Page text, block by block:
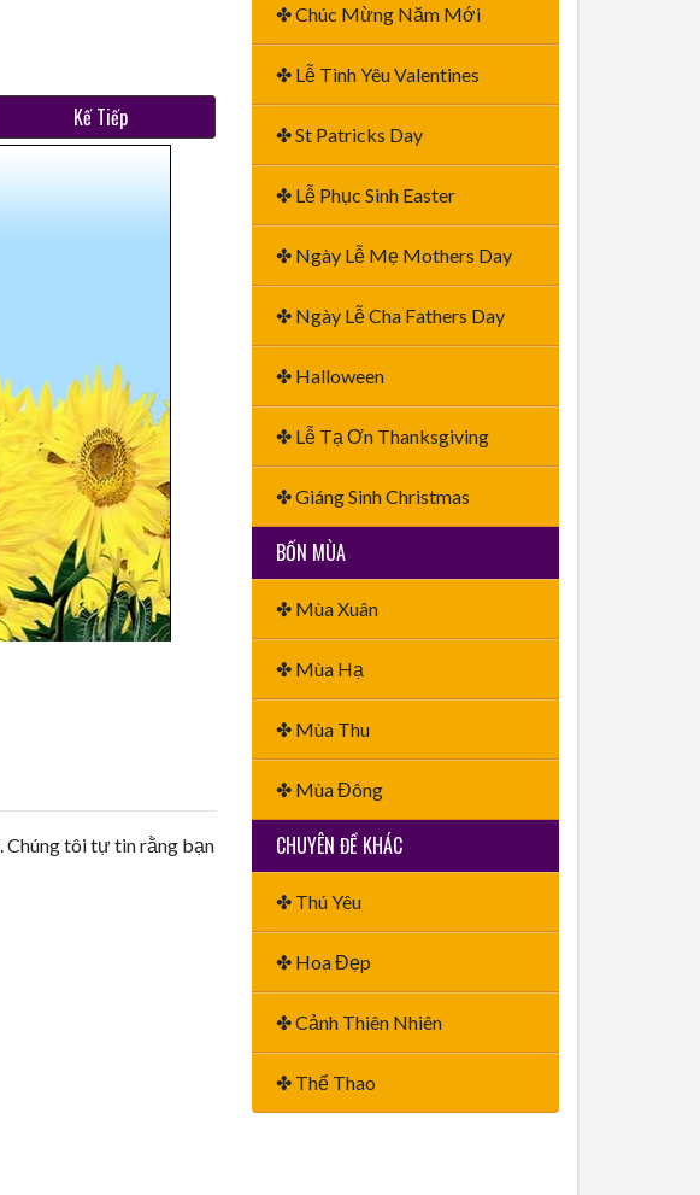
Kế Tiếp
Chúng tôi tự tin rằng bạn
✤ Chúc Mừng Năm Mới
✤ Lễ Tình Yêu Valentines
✤ St Patricks Day
✤ Lễ Phục Sinh Easter
✤ Ngày Lễ Mẹ Mothers Day
✤ Ngày Lễ Cha Fathers Day
✤ Halloween
✤ Lễ Tạ Ơn Thanksgiving
✤ Giáng Sinh Christmas
BỐN MÙA
✤ Mùa Xuân
✤ Mùa Hạ
✤ Mùa Thu
✤ Mùa Đông
CHUYÊN ĐỀ KHÁC
✤ Thú Yêu
✤ Hoa Đẹp
✤ Cảnh Thiên Nhiên
✤ Thể Thao